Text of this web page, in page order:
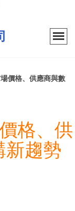
價格、供應商與數
格、供
新趨勢